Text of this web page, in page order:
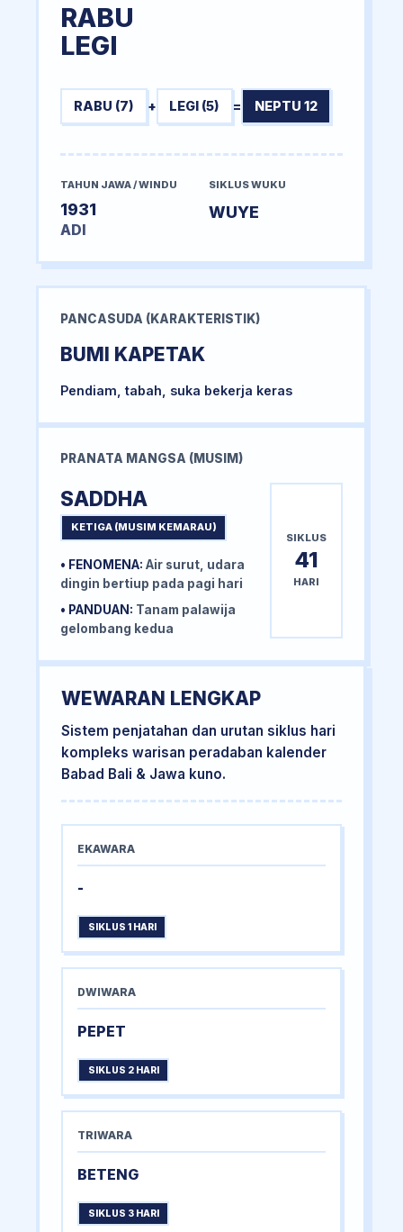
RABU
LEGI
RABU (7) + LEGI (5) = NEPTU 12
TAHUN JAWA / WINDU
1931
ADI
SIKLUS WUKU
WUYE
PANCASUDA (KARAKTERISTIK)
BUMI KAPETAK
Pendiam, tabah, suka bekerja keras
PRANATA MANGSA (MUSIM)
SADDHA
KETIGA (MUSIM KEMARAU)
• FENOMENA: Air surut, udara
dingin bertiup pada pagi hari
• PANDUAN: Tanam palawija
gelombang kedua
SIKLUS
41
HARI
WEWARAN LENGKAP
Sistem penjatahan dan urutan siklus hari
kompleks warisan peradaban kalender
Babad Bali & Jawa kuno.
EKAWARA
-
SIKLUS 1 HARI
DWIWARA
PEPET
SIKLUS 2 HARI
TRIWARA
BETENG
SIKLUS 3 HARI